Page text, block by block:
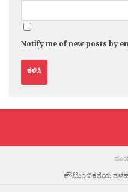
Notify me of new posts by
ಕೌಟುಂಬಿಕತೆಯ ತಳಹದಿ